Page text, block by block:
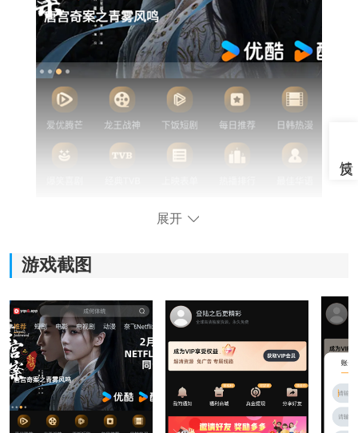
一起刷软件功能：
1、海量资源整合：
展开
游戏截图